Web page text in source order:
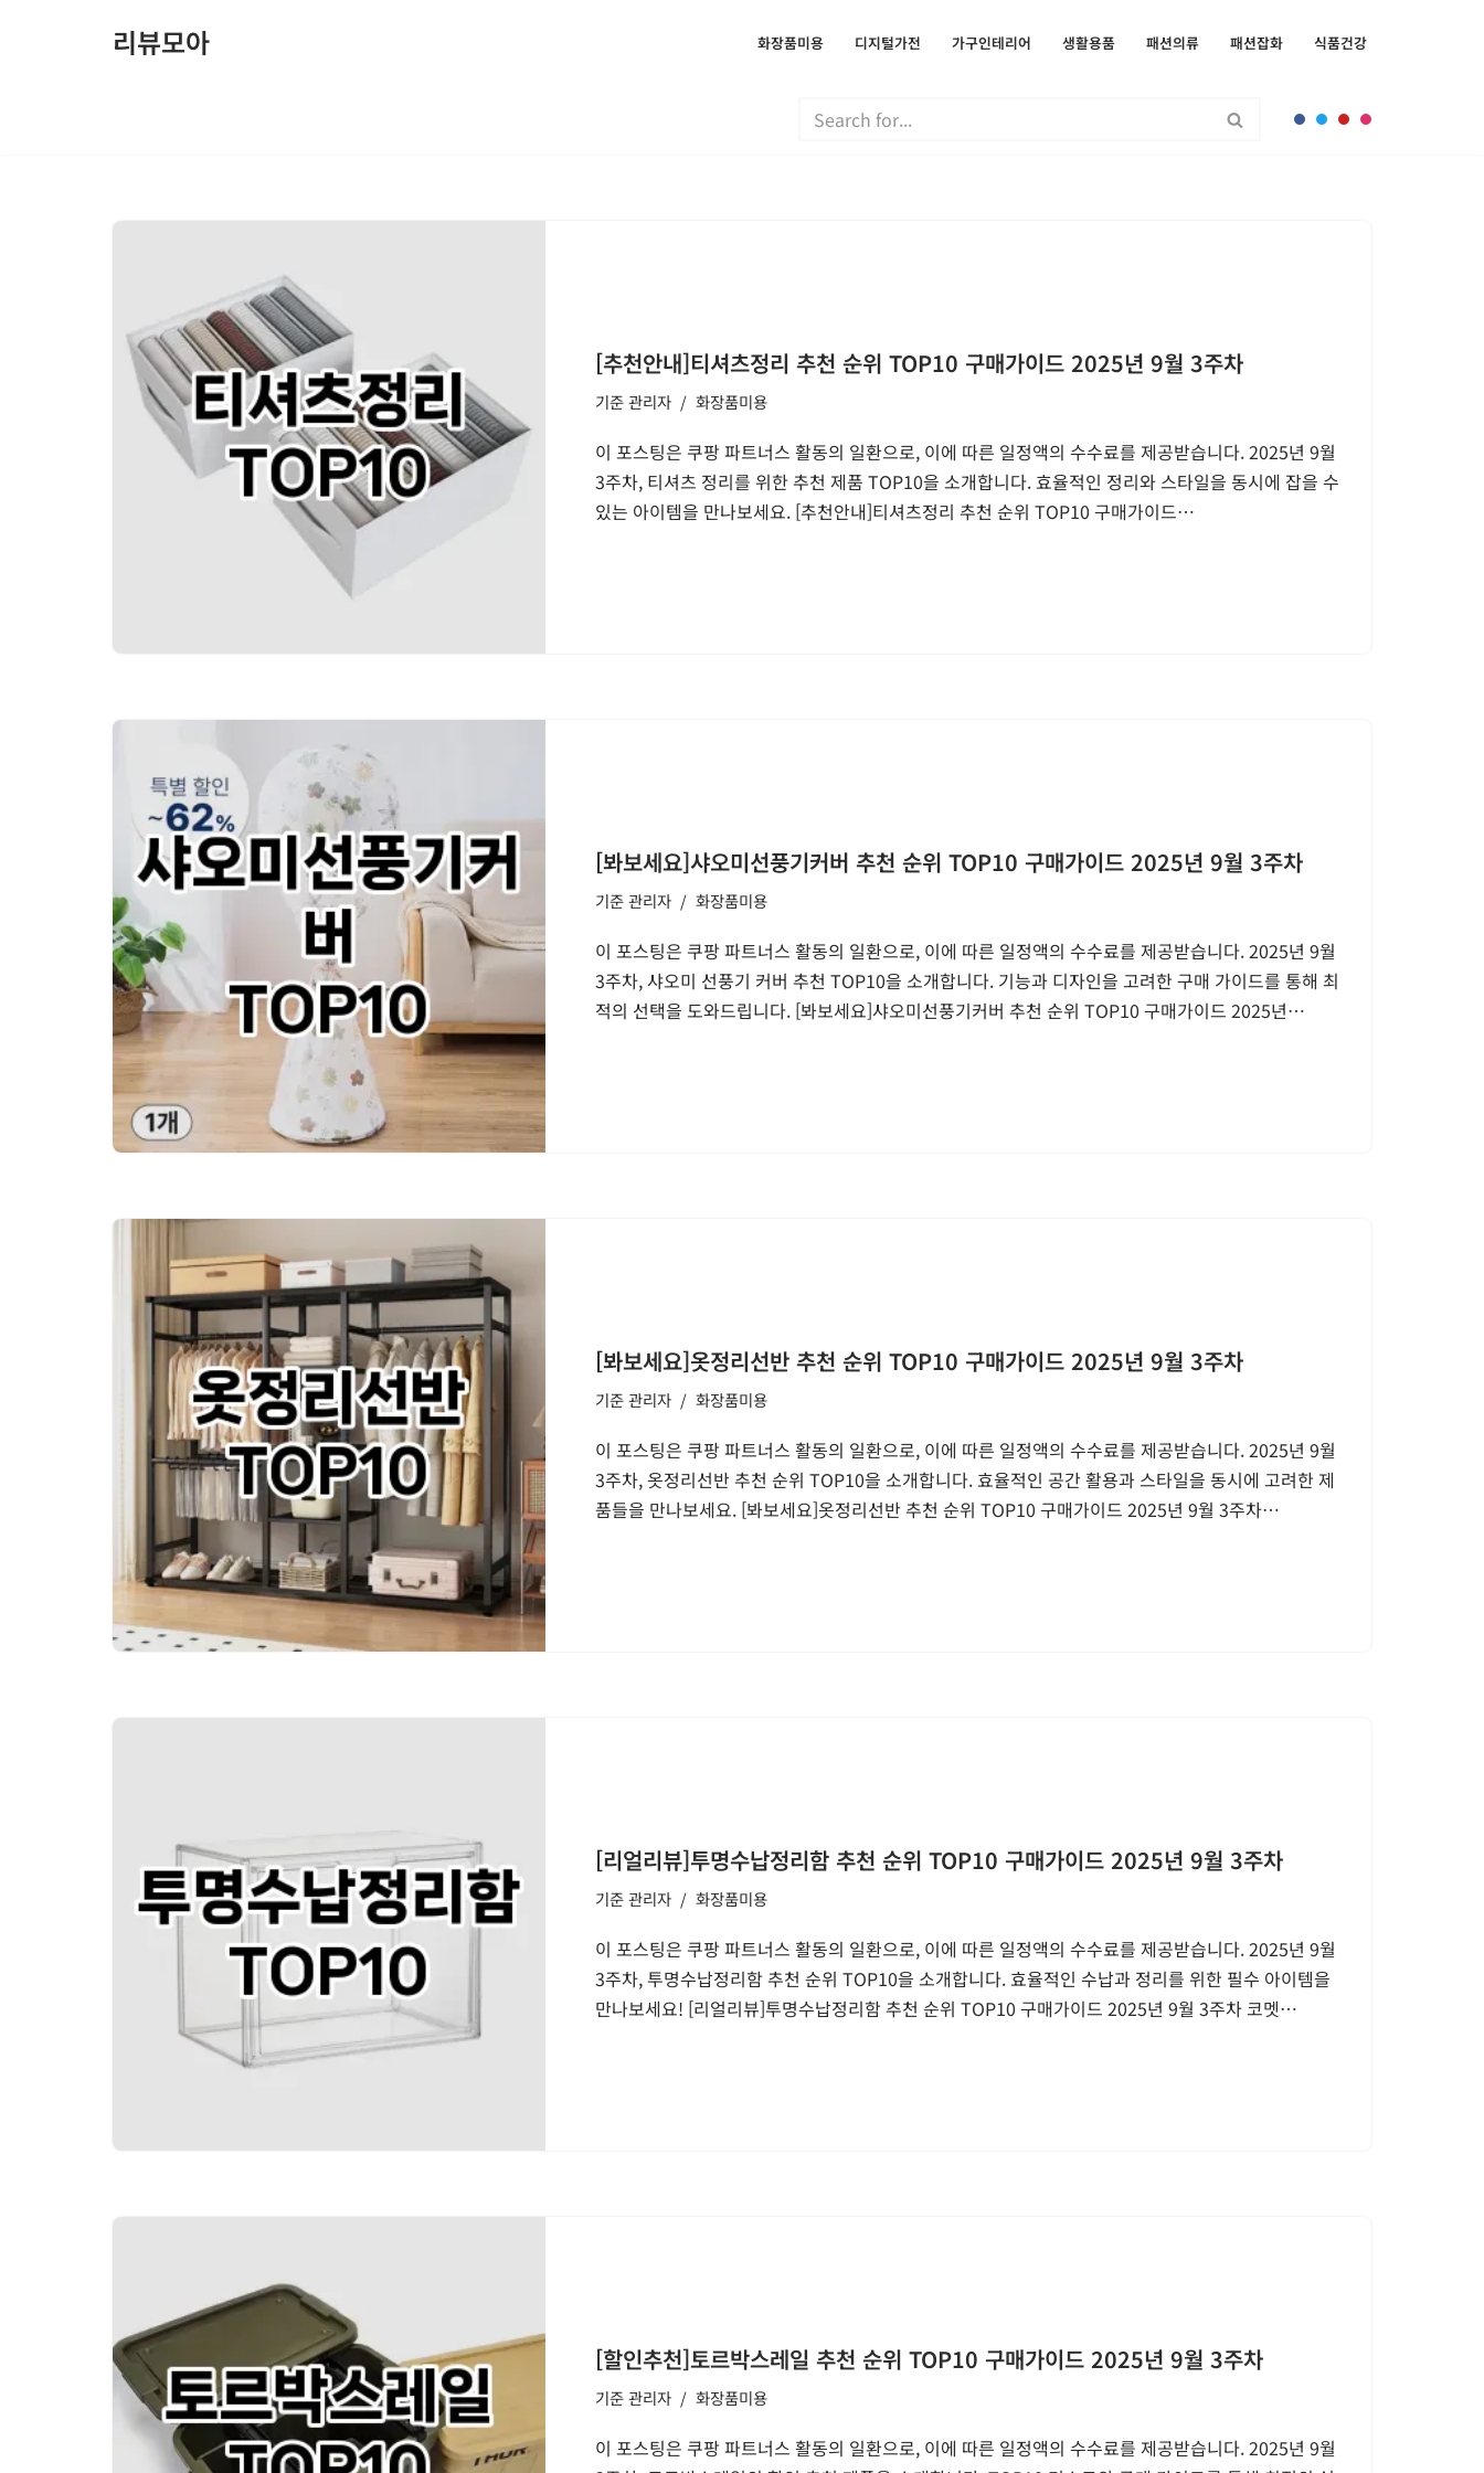
리뷰모아 화장품미용 디지털가전 가구인테리어 생활용품 패션의류 패션잡화 식품건강
[추천안내]티셔츠정리 추천 순위 TOP10 구매가이드 2025년 9월 3주차
기준관리자 화장품미용
이 포스팅은 쿠팡 파트너스 활동의 일환으로, 이에 따른 일정액의 수수료를 제공받습니다. 2025년 9월
3주차, 티셔츠 정리를 위한 추천 제품 TOP10을 소개합니다. 효율적인 정리와 스타일을 동시에 잡을 수
있는 아이템을 만나보세요. [추천안내]티셔츠정리 추천 순위 TOP10 구매가이드…
[봐보세요]샤오미선풍기커버 추천 순위 TOP10 구매가이드 2025년 9월 3주차
기준관리자 화장품미용
이 포스팅은 쿠팡 파트너스 활동의 일환으로, 이에 따른 일정액의 수수료를 제공받습니다. 2025년 9월
3주차, 샤오미 선풍기 커버 추천 TOP10을 소개합니다. 기능과 디자인을 고려한 구매 가이드를 통해 최
적의 선택을 도와드립니다. [봐보세요]샤오미선풍기커버 추천 순위 TOP10 구매가이드 2025년…
[봐보세요]옷정리선반 추천 순위 TOP10 구매가이드 2025년 9월 3주차
기준관리자 화장품미용
이 포스팅은 쿠팡 파트너스 활동의 일환으로, 이에 따른 일정액의 수수료를 제공받습니다. 2025년 9월
3주차, 옷정리선반 추천 순위 TOP10을 소개합니다. 효율적인 공간 활용과 스타일을 동시에 고려한 제
품들을 만나보세요. [봐보세요]옷정리선반 추천 순위 TOP10 구매가이드 2025년 9월 3주차…
[리얼리뷰]투명수납정리함 추천 순위 TOP10 구매가이드 2025년 9월 3주차
기준관리자 화장품미용
이 포스팅은 쿠팡 파트너스 활동의 일환으로, 이에 따른 일정액의 수수료를 제공받습니다. 2025년 9월
3주차, 투명수납정리함 추천 순위 TOP10을 소개합니다. 효율적인 수납과 정리를 위한 필수 아이템을
만나보세요! [리얼리뷰]투명수납정리함 추천 순위 TOP10 구매가이드 2025년 9월 3주차 코멧…
[할인추천]토르박스레일 추천 순위 TOP10 구매가이드 2025년 9월 3주차
기준관리자 화장품미용
이 포스팅은 쿠팡 파트너스 활동의 일환으로, 이에 따른 일정액의 수수료를 제공받습니다. 2025년 9월